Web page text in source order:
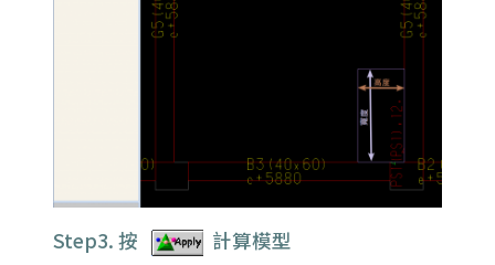
Step3. 按 計算模型